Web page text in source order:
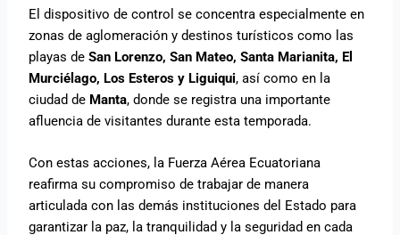
El dispositivo de control se concentra especialmente en
zonas de aglomeración y destinos turísticos como las
playas deSan Lorenzo, San Mateo, Santa Marianita, El
Murciélago, Los Esteros y Liguiqui, así como en la
ciudad de Manta, donde se registra una importante
afluencia de visitantes durante esta temporada.
Con estas acciones, la Fuerza Aérea Ecuatoriana
reafirma su compromiso de trabajar de manera
articulada con las demás instituciones del Estado para
garantizar la paz, la tranquilidad y la seguridad en cada